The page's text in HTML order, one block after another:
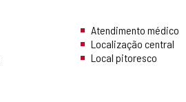
Atendimento médico
Localização central
Local pitoresco